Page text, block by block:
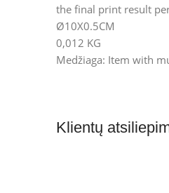
the final print result
Ø10X0.5CM
0,012 KG
Medžiaga: Item with
Klientų